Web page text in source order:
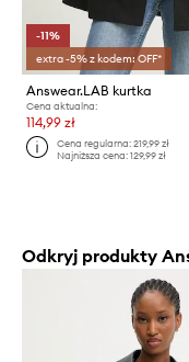
-11%
extra -5% z kodem: OFF*
Answear.LAB kurtka
Cena aktualna:
114,99 zł
Cena regularna:219,99 zł
Najniższa cena:129,99 zł
Odkryj produkty